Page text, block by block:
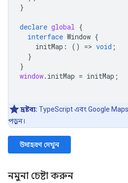
}
declare global {
interface Window {
initMap : () => void ;
}
}
window. initMap = initMap ;
দ্রষ্টব্য: TypeScript এবং Google
পড়ুন।
উদাহরণ দেখুন
নমুনা চেষ্টা করুন